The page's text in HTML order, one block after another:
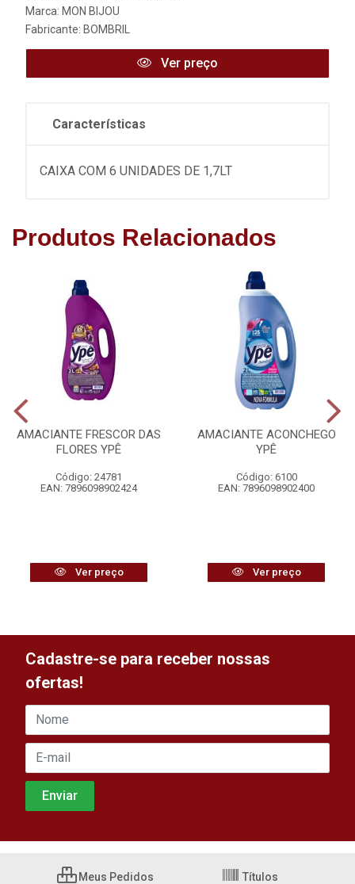
Marca: MON BIJOU
Fabricante: BOMBRIL
Ver preço
Características
CAIXA COM 6 UNIDADES DE 1,7LT
Produtos Relacionados
AMACIANTE FRESCOR DAS
FLORES YPÊ
Código: 24781
EAN: 7896098902424
Ver preço
AMACIANTE ACONCHEGO
YPÊ
Código: 6100
EAN: 7896098902400
Ver preço
Cadastre-se para receber nossas
ofertas!
Meus Pedidos Títulos